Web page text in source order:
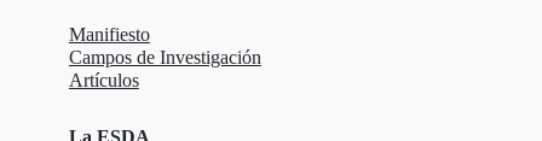
Manifiesto
Campos de Investigación
Artículos
La ESDA